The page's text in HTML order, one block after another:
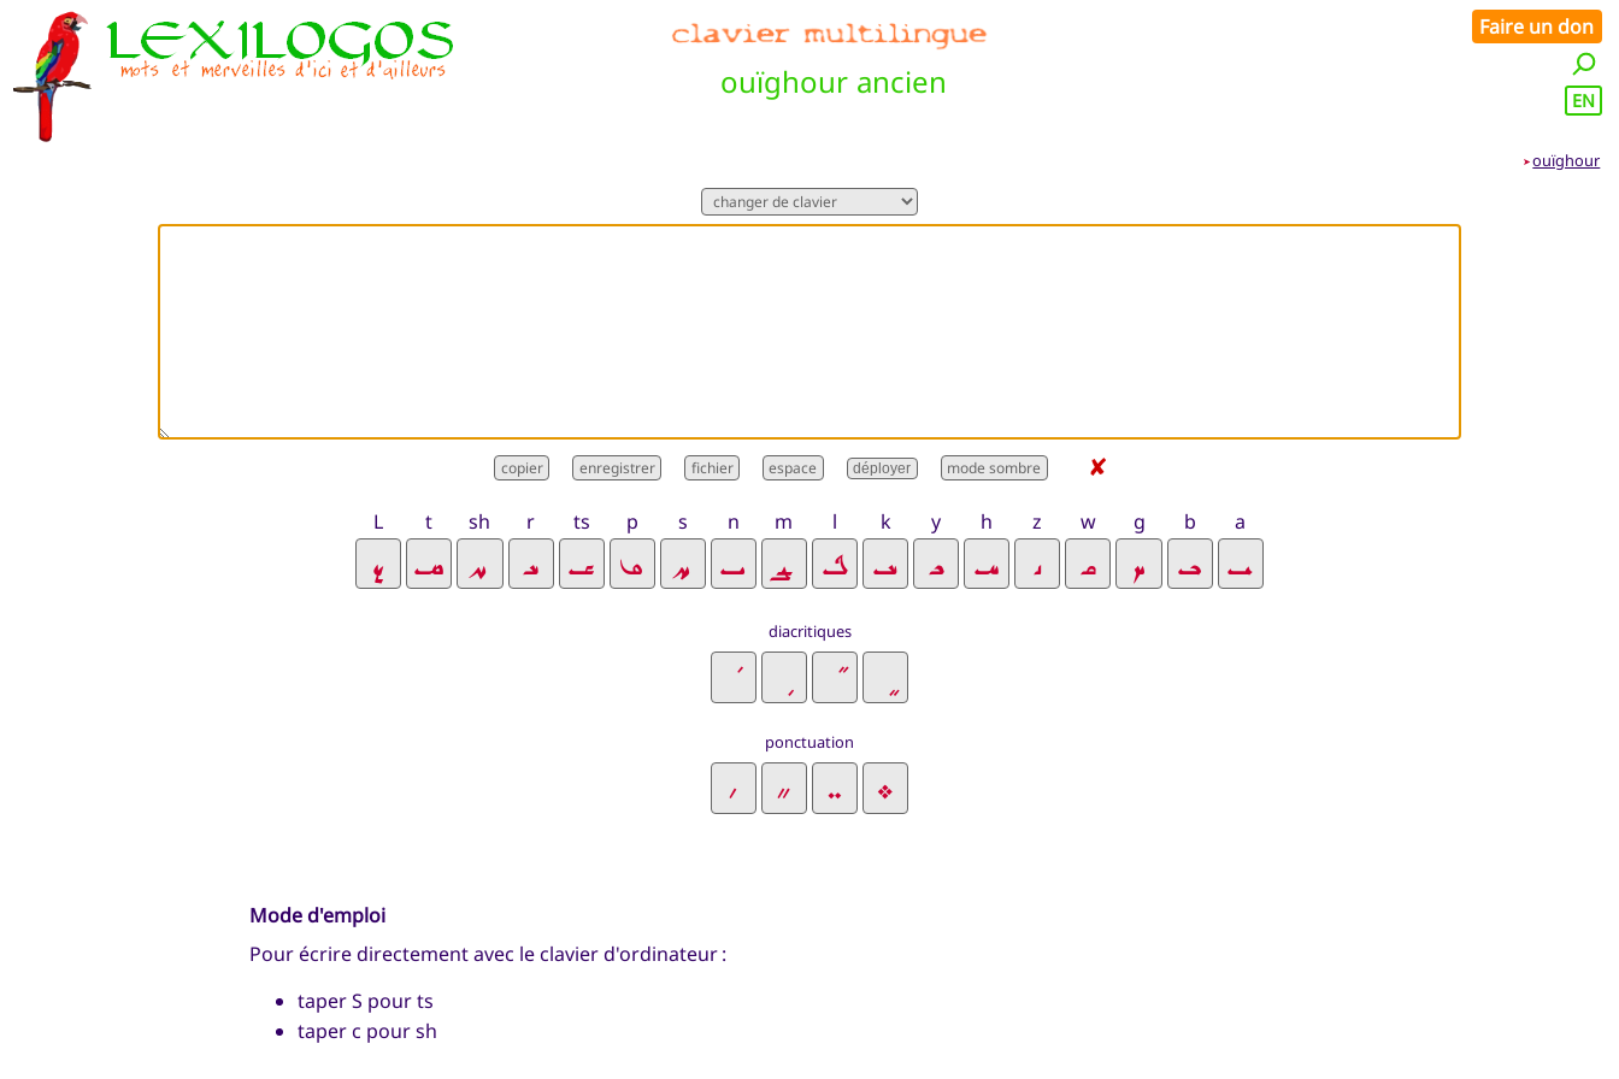
ouïghour ancien
Faire un don
EN
➤ouïghour
déployer ✘
a
b
g
w
z
h
y
k
l
m
n
s
p
ts
r
sh
t
L
diacritiques
ponctuation
Mode d'emploi
Pour écrire directement avec le clavier d'ordinateur :
taper S pour ts
taper c pour sh